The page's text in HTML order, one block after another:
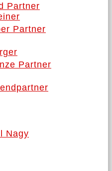
Partner
Partner
Partner
Nagy